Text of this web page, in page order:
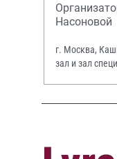
Насоновой
г. Москва,
зал и зал